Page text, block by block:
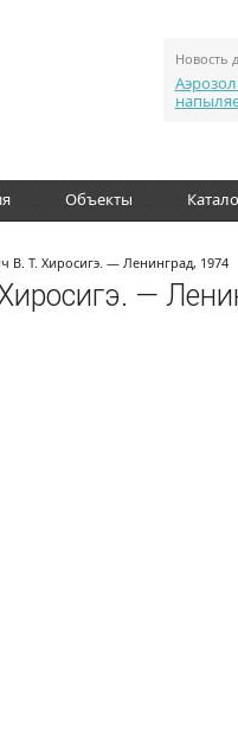
Новость
Объекты
В. Т. Хиросигэ. — Ленинград, 1974
—